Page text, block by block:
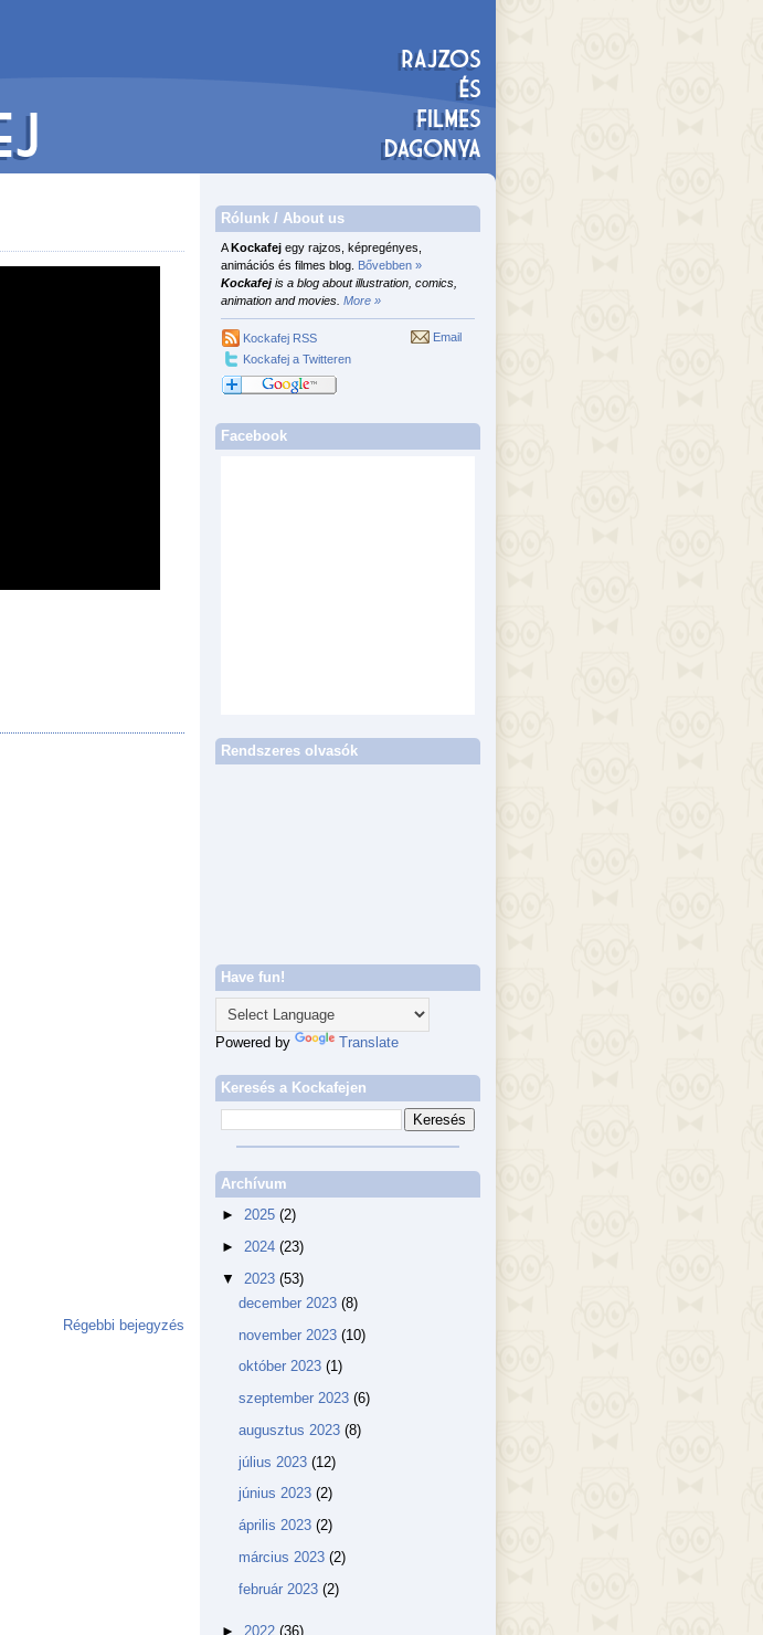
Régebbi bejegyzés
Rólunk / About us
AKockafej egy rajzos, képregényes,
animációs és filmes blog. Bővebben »
Kockafejis a blog about illustration, comics,
animation and movies. More »
Kockafej RSS
Kockafej a Twitteren
Email
Facebook
Rendszeres olvasók
Have fun!
Powered by Translate
Keresés a Kockafejen
Archívum
► 2025 (2)
► 2024 (23)
▼ 2023 (53)
december 2023 (8)
november 2023 (10)
október 2023 (1)
szeptember 2023 (6)
augusztus 2023 (8)
július 2023 (12)
június 2023 (2)
április 2023 (2)
március 2023 (2)
február 2023 (2)
► 2022 (36)